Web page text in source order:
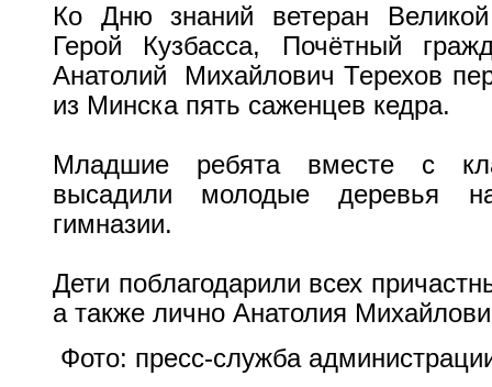
Ко Дню знаний ветеран
Герой Кузбасса, Почётный
Анатолий Михайлович Терехов
из Минска пять саженцев кедра.
Младшие ребята вместе с
высадили молодые деревья
гимназии.
Дети поблагодарили всех
а также лично Анатолия
Фото: пресс-служба